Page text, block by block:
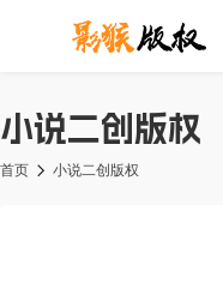
小说二创版权
首页 小说二创版权